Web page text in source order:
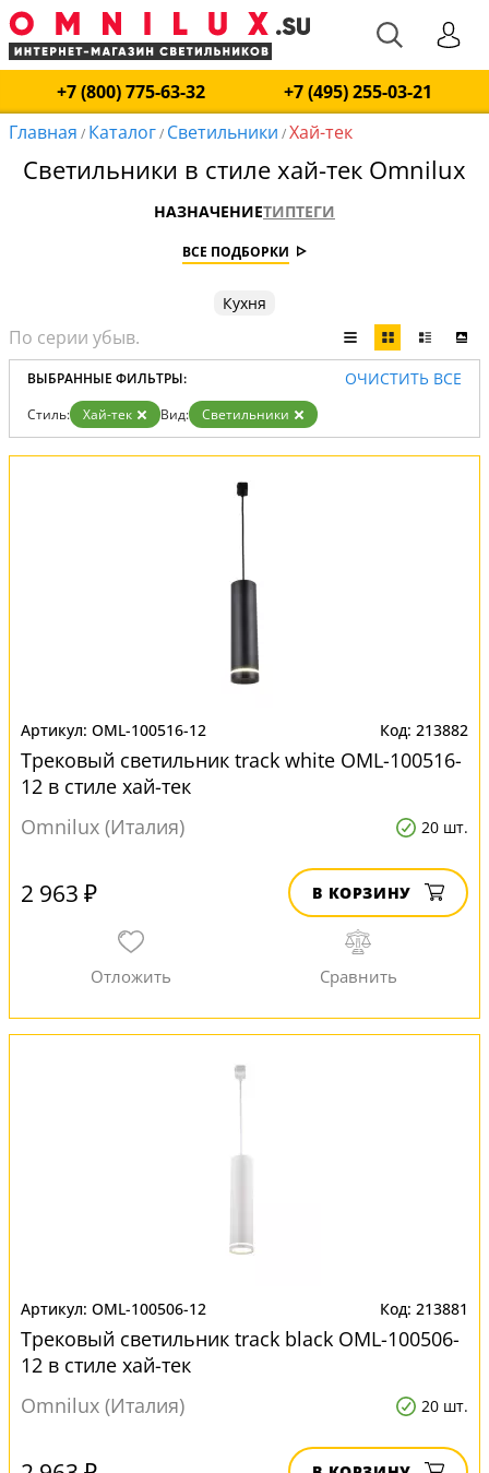
+7 (800) 775-63-32
+7 (495) 255-03-21
Главная / Каталог/ Светильники /Хай-тек
Светильники в стиле хай-тек Omnilux
НАЗНАЧЕНИЕТИПТЕГИ
ВСЕ ПОДБОРКИ
Кухня
ВЫБРАННЫЕ ФИЛЬТРЫ: ОЧИСТИТЬ ВСЕ
Стиль: Хай-тек Вид: Светильники
OML-100516-12 213882
Трековый светильник track white OML-100516-
12 в стиле хай-тек
Omnilux (Италия)
20 шт.
2 963 ₽ В КОРЗИНУ
OML-100506-12 213881
Трековый светильник track black OML-100506-
12 в стиле хай-тек
Omnilux (Италия)
20 шт.